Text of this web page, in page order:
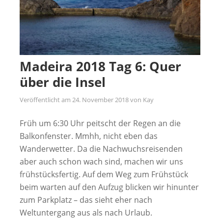
Madeira 2018 Tag 6: Quer
über die Insel
Veröffentlicht am 24. November 2018von Kay
Früh um 6:30 Uhr peitscht der Regen an die
Balkonfenster. Mmhh, nicht eben das
Wanderwetter. Da die Nachwuchsreisenden
aber auch schon wach sind, machen wir uns
frühstücksfertig. Auf dem Weg zum Frühstück
beim warten auf den Aufzug blicken wir hinunter
zum Parkplatz – das sieht eher nach
Weltuntergang aus als nach Urlaub.